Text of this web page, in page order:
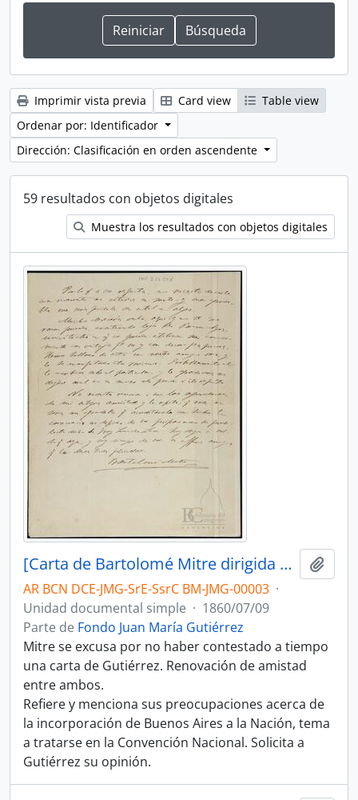
Imprimir vista previa Card view
Table view
Ordenar por: Identificador
Dirección: Clasificación en orden ascendente
59 resultados con objetos digitales
Muestra los resultados con objetos digitales
[Carta de Bartolomé Mitre dirigida a Juan María Gutiérrez]
AR BCN DCE-JMG-SrE-SsrC BM-JMG-00003 ·
Unidad documental simple · 1860/07/09
Parte de Fondo Juan María Gutiérrez
Mitre se excusa por no haber contestado a tiempo
una carta de Gutiérrez. Renovación de amistad
entre ambos.
Refiere y menciona sus preocupaciones acerca de
la incorporación de Buenos Aires a la Nación, tema
a tratarse en la Convención Nacional. Solicita a
Gutiérrez su opinión.